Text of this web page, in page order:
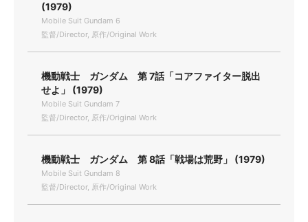
(1979)
Mobile Suit Gundam 6
監督/Director, 原作/Original Work
機動戦士 ガンダム 第 7話「コアファイター脱出
せよ」 (1979)
Mobile Suit Gundam 7
監督/Director, 原作/Original Work
機動戦士 ガンダム 第 8話「戦場は荒野」 (1979)
Mobile Suit Gundam 8
監督/Director, 原作/Original Work